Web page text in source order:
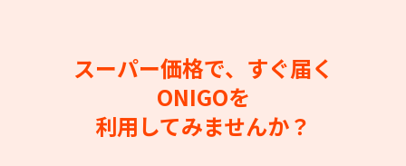
スーパー価格で、すぐ届く
ONIGOを
利用してみませんか？